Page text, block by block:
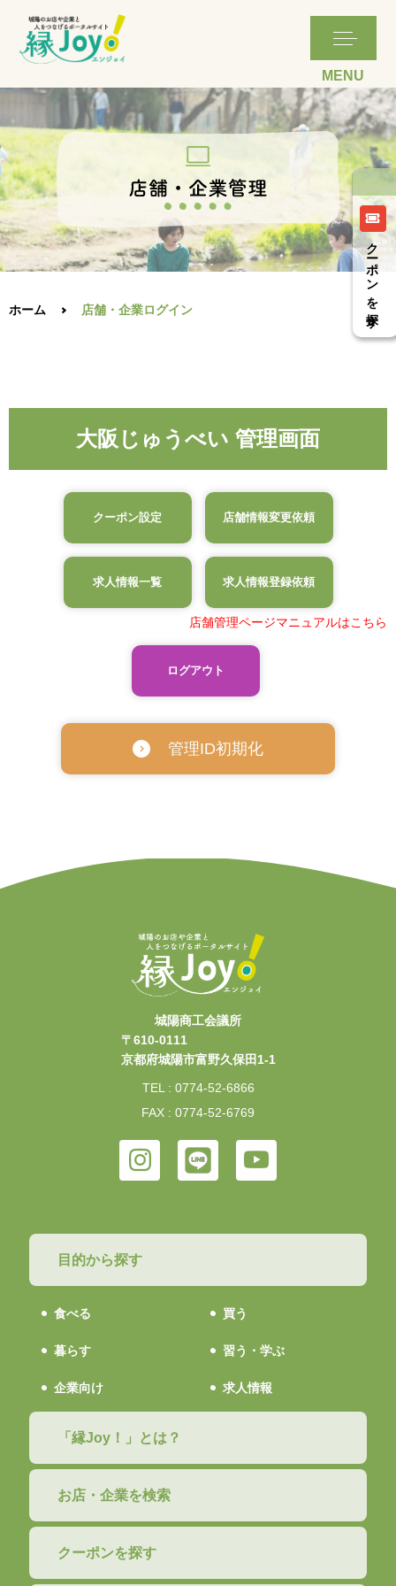
クーポンを探す
ホーム 店舗・企業ログイン
大阪じゅうべい 管理画面
クーポン設定 店舗情報変更依頼
求人情報一覧 求人情報登録依頼
店舗管理ページマニュアルはこちら
ログアウト
管理ID初期化
城陽商工会議所
〒610-0111
京都府城陽市富野久保田1-1
TEL : 0774-52-6866
FAX : 0774-52-6769
目的から探す
食べる 買う
暮らす 習う・学ぶ
企業向け 求人情報
「縁Joy！」とは？
お店・企業を検索
クーポンを探す